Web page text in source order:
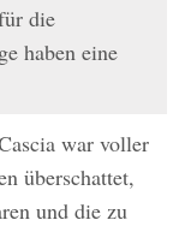
die
haben eine
war voller
überschattet,
und die zu